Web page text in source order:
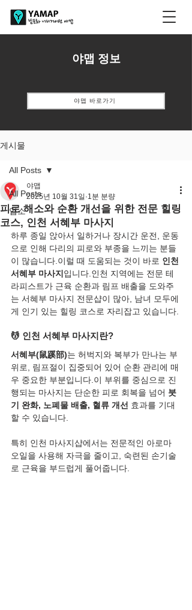
​야맵 정보
야맵 바로가기
게시물
All Posts
업소
All Posts
피로 해소와 순환 개선을 위한 전문 힐링
코스, 인천 서혜부 마사지
야맵
2025년 10월 31일 1분 분량
하루 종일 앉아서 일하거나 장시간 운전, 운동
으로 인해 다리의 피로와 부종을 느끼는 분들
이 많습니다.이럴 때 도움되는 것이 바로 인천
서혜부 마사지 입니다.인천 지역에는 전문 테
라피스트가 근육 순환과 림프 배출을 도와주
는 서혜부 마사지 전문샵이 많아, 남녀 모두에
게 인기 있는 힐링 코스로 자리잡고 있습니다.
💆 인천 서혜부 마사지란?
서혜부(鼠蹊部)는 허벅지와 복부가 만나는 부
위로, 림프절이 집중되어 있어 순환 관리에 매
우 중요한 부분입니다.이 부위를 중심으로 진
행되는 마사지는 단순한 피로 회복을 넘어 붓
기 완화, 노폐물 배출, 혈류 개선 효과를 기대
할 수 있습니다.
특히 인천 마사지샵에서는 전문적인 아로마
오일을 사용해 자극을 줄이고, 숙련된 손기술
로 근육을 부드럽게 풀어줍니다.